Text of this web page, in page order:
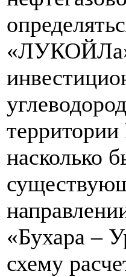
«ЛУКОЙЛа»
насколько
«Бухара –
схему